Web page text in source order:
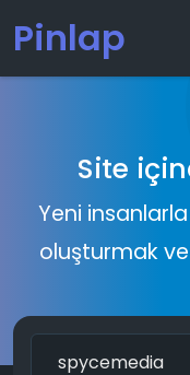
Pinlap
Site
Yeni
oluşturmak